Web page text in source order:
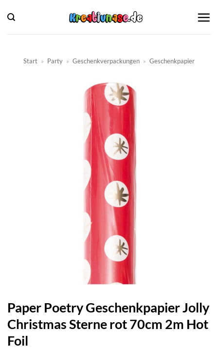
Inhalt
springen
Start » Party » Geschenkverpackungen » Geschenkpapier
Paper Poetry Geschenkpapier Jolly
Christmas Sterne rot 70cm 2m Hot
Foil